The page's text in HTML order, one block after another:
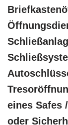
eines Safes
oder